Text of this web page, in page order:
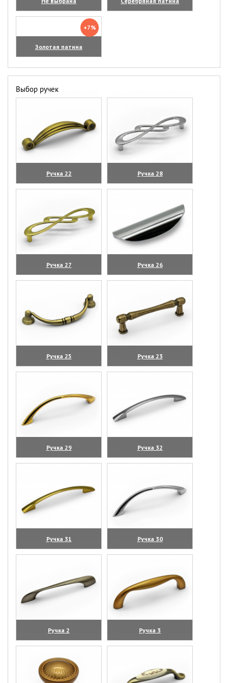
Золотая патина
+7%
Выбор ручек
Ручка 22
(увеличить)
Ручка 28
(увеличить)
Ручка 27
(увеличить)
Ручка 26
(увеличить)
Ручка 25
(увеличить)
Ручка 23
(увеличить)
Ручка 29
(увеличить)
Ручка 32
(увеличить)
Ручка 31
(увеличить)
Ручка 30
(увеличить)
Ручка 2
(увеличить)
Ручка 3
(увеличить)